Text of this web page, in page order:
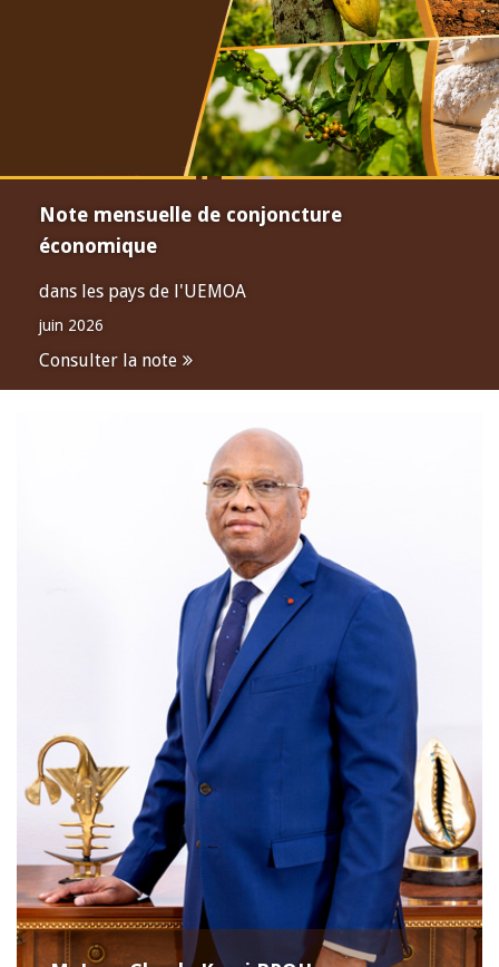
Note mensuelle de conjoncture
économique
dans les pays de l'UEMOA
juin 2026
Consulter la note